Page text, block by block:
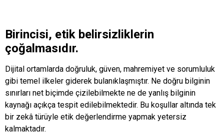
Birincisi, etik belirsizliklerin
çoğalmasıdır.
Dijital ortamlarda doğruluk, güven, mahremiyet ve sorumluluk
gibi temel ilkeler giderek bulanıklaşmıştır. Ne doğru bilginin
sınırları net biçimde çizilebilmekte ne de yanlış bilginin
kaynağı açıkça tespit edilebilmektedir. Bu koşullar altında tek
bir zekâ türüyle etik değerlendirme yapmak yetersiz
kalmaktadır.